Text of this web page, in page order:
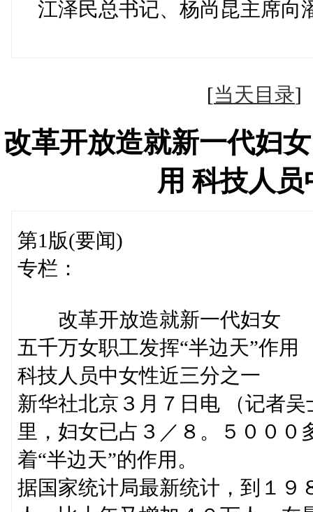
江泽民总书记、杨尚昆主席向
[当天目录
改革开放造就新一代妇
用 科技人
第1版(要闻)
专栏：
改革开放造就新一代妇女
五千万女职工发挥“半边天”作用
科技人员中女性近三分之一
新华社北京３月７日电 （记者
里，妇女已占３／８。５０００
着“半边天”的作用。
据国家统计局最新统计，到１９